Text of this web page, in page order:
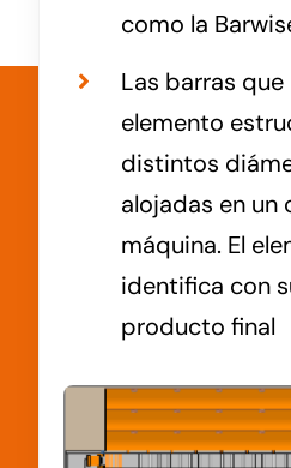
como la
Las barras
elemento
distintos
alojadas en un
máquina. El
identifica con
producto final